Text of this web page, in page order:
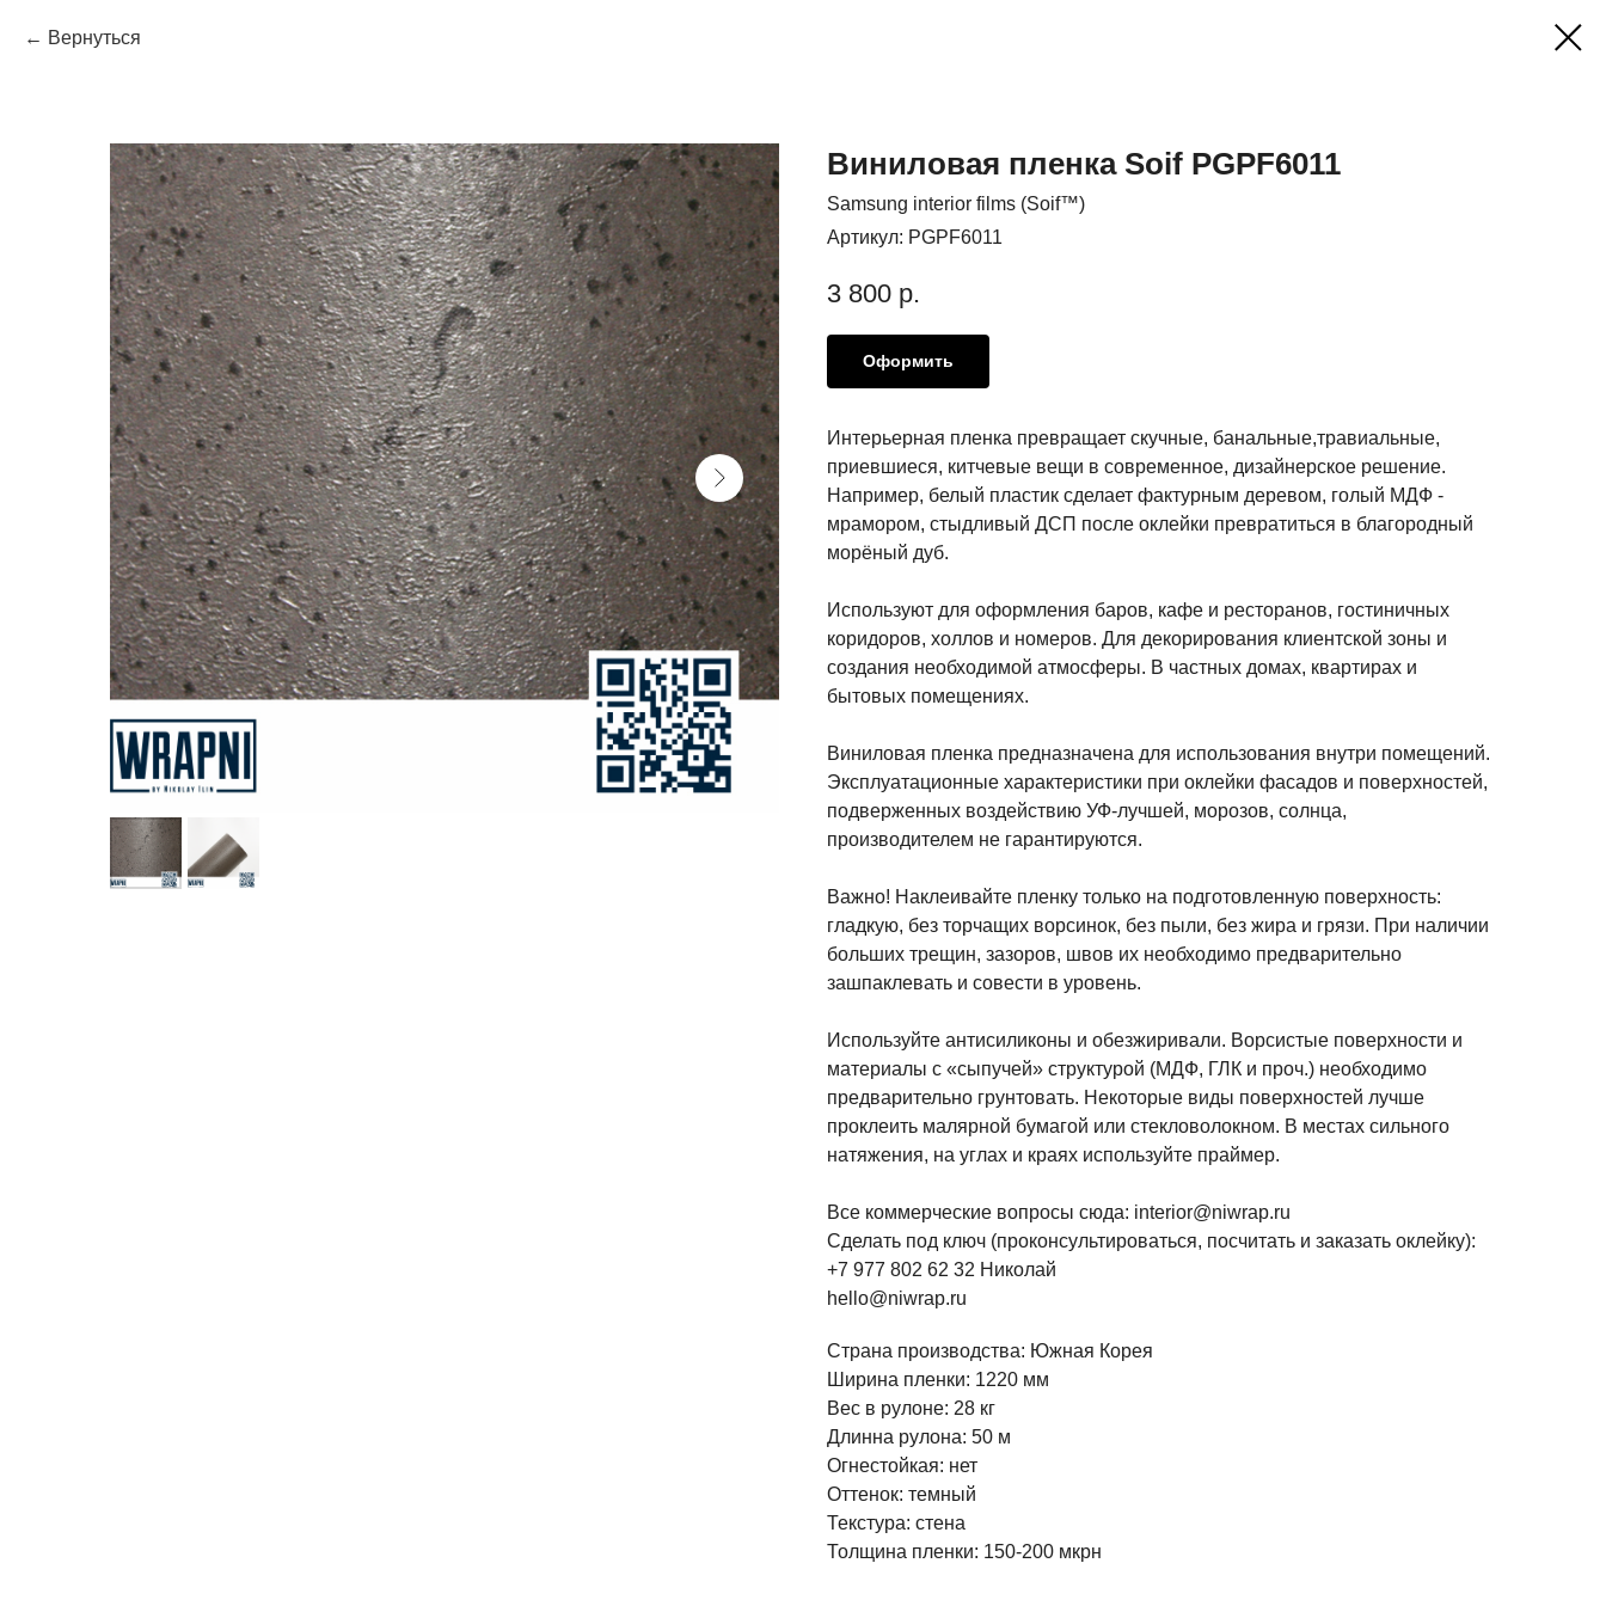
Вернуться
Виниловая пленка Soif PGPF6011
Samsung interior films (Soif™)
Артикул: PGPF6011
3 800 р.
Оформить
Интерьерная пленка превращает скучные, банальные,травиальные,
приевшиеся, китчевые вещи в современное, дизайнерское решение.
Например, белый пластик сделает фактурным деревом, голый МДФ -
мрамором, стыдливый ДСП после оклейки превратиться в благородный
морёный дуб.
Используют для оформления баров, кафе и ресторанов, гостиничных
коридоров, холлов и номеров. Для декорирования клиентской зоны и
создания необходимой атмосферы. В частных домах, квартирах и
бытовых помещениях.
Виниловая пленка предназначена для использования внутри помещений.
Эксплуатационные характеристики при оклейки фасадов и поверхностей,
подверженных воздействию УФ-лучшей, морозов, солнца,
производителем не гарантируются.
Важно! Наклеивайте пленку только на подготовленную поверхность:
гладкую, без торчащих ворсинок, без пыли, без жира и грязи. При наличии
больших трещин, зазоров, швов их необходимо предварительно
зашпаклевать и совести в уровень.
Используйте антисиликоны и обезжиривали. Ворсистые поверхности и
материалы с «сыпучей» структурой (МДФ, ГЛК и проч.) необходимо
предварительно грунтовать. Некоторые виды поверхностей лучше
проклеить малярной бумагой или стекловолокном. В местах сильного
натяжения, на углах и краях используйте праймер.
Все коммерческие вопросы сюда: interior@niwrap.ru
Сделать под ключ (проконсультироваться, посчитать и заказать оклейку):
+7 977 802 62 32 Николай
hello@niwrap.ru
Страна производства: Южная Корея
Ширина пленки: 1220 мм
Вес в рулоне: 28 кг
Длинна рулона: 50 м
Огнестойкая: нет
Оттенок: темный
Текстура: стена
Толщина пленки: 150-200 мкрн